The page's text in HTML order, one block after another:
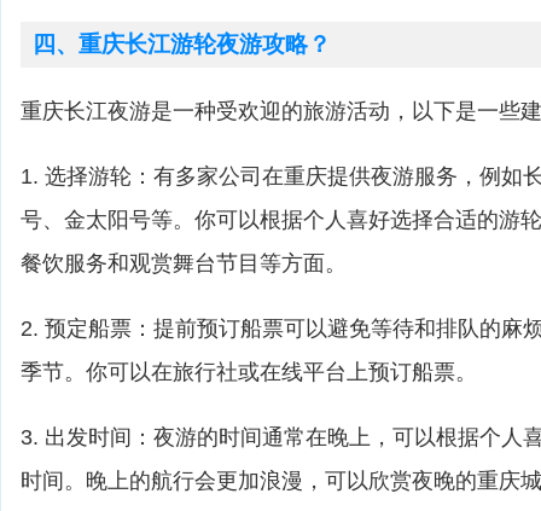
四、重庆长江游轮夜游攻略？
重庆长江夜游是一种受欢迎的旅游活动，以下是一些
1. 选择游轮：有多家公司在重庆提供夜游服务，例如
号、金太阳号等。你可以根据个人喜好选择合适的游
餐饮服务和观赏舞台节目等方面。
2. 预定船票：提前预订船票可以避免等待和排队的麻
季节。你可以在旅行社或在线平台上预订船票。
3. 出发时间：夜游的时间通常在晚上，可以根据个人
时间。晚上的航行会更加浪漫，可以欣赏夜晚的重庆